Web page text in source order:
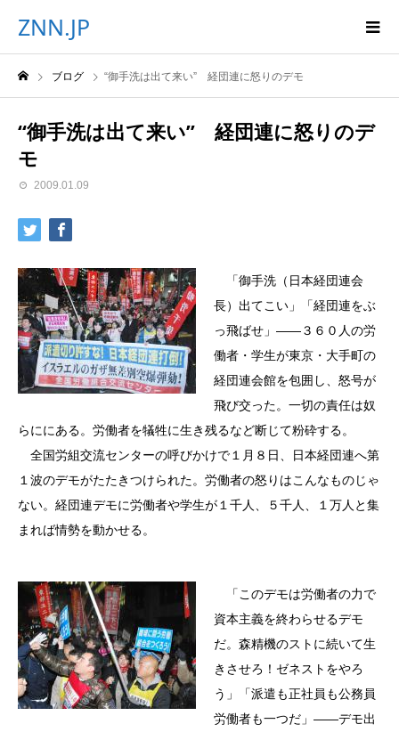
ZNN.JP
ブログ “御手洗は出て来い” 経団連に怒りのデモ
“御手洗は出て来い” 経団連に怒りのデ
モ
2009.01.09
「御手洗（日本経団連会
長）出てこい」「経団連をぶ
っ飛ばせ」――３６０人の労
働者・学生が東京・大手町の
経団連会館を包囲し、怒号が
飛び交った。一切の責任は奴
らににある。労働者を犠牲に生き残るなど断じて粉砕する。
全国労組交流センターの呼びかけで１月８日、日本経団連へ第
１波のデモがたたきつけられた。労働者の怒りはこんなものじゃ
ない。経団連デモに労働者や学生が１千人、５千人、１万人と集
まれば情勢を動かせる。
「このデモは労働者の力で
資本主義を終わらせるデモ
だ。森精機のストに続いて生
きさせろ！ゼネストをやろ
う」「派遣も正社員も公務員
労働者も一つだ」――デモ出